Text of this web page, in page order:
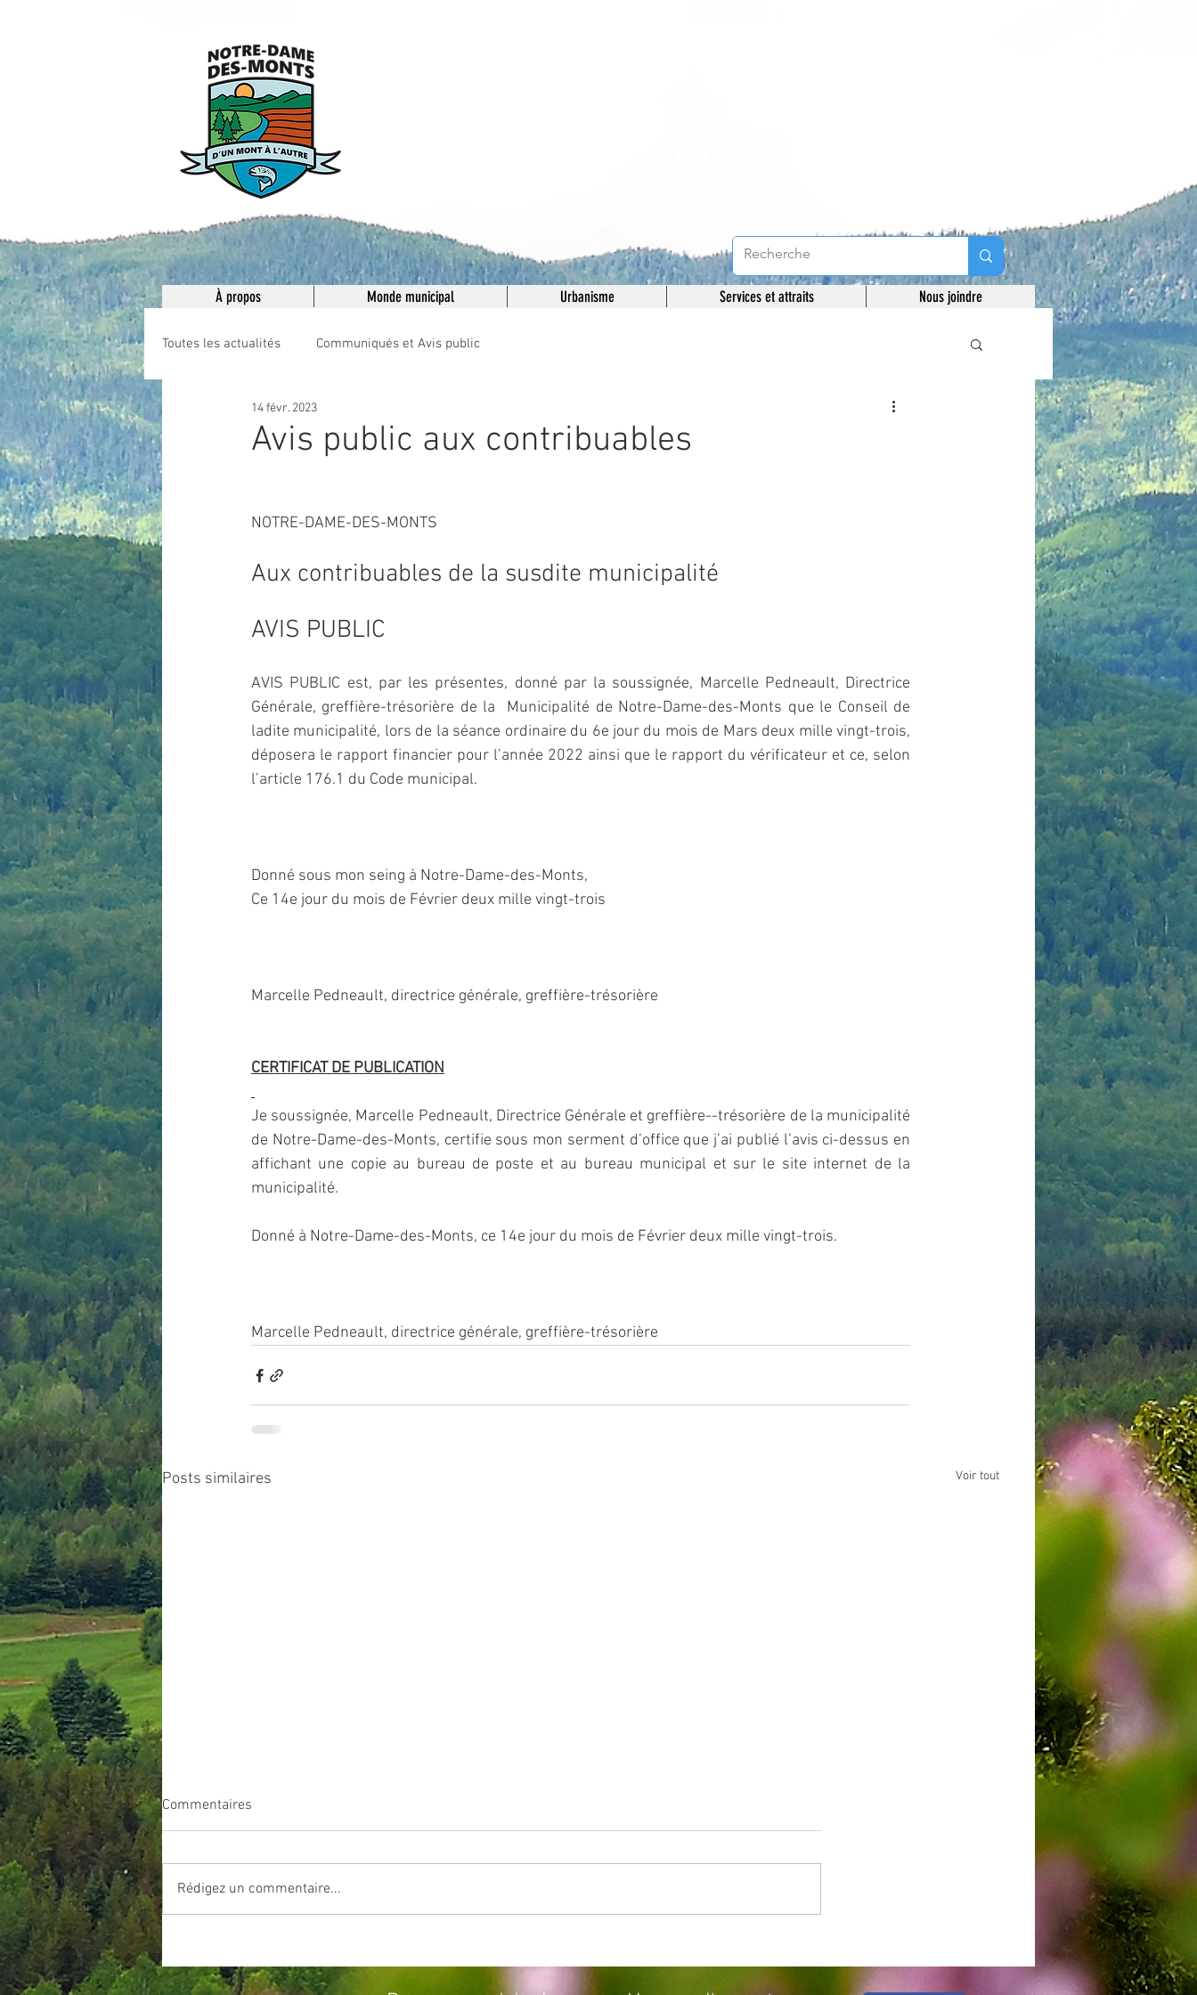
À propos Monde municipal Urbanisme Services et attraits Nous joindre
Toutes les actualités Communiqués et Avis public
Avis public aux contribuables
14 févr. 2023
NOTRE-DAME-DES-MONTS
Aux contribuables de la susdite municipalité
AVIS PUBLIC
AVIS PUBLIC est, par les présentes, donné par la soussignée, Marcelle Pedneault, Directrice
Générale, greffière-trésorière de la  Municipalité de Notre-Dame-des-Monts que le Conseil de
ladite municipalité, lors de la séance ordinaire du 6e jour du mois de Mars deux mille vingt-trois,
déposera le rapport financier pour l’année 2022 ainsi que le rapport du vérificateur et ce, selon
l’article 176.1 du Code municipal.
Donné sous mon seing à Notre-Dame-des-Monts,
Ce 14e jour du mois de Février deux mille vingt-trois
Marcelle Pedneault, directrice générale, greffière-trésorière
CERTIFICAT DE PUBLICATION
Je soussignée, Marcelle Pedneault, Directrice Générale et greffière--trésorière de la municipalité
de Notre-Dame-des-Monts, certifie sous mon serment d’office que j’ai publié l’avis ci-dessus en
affichant une copie au bureau de poste et au bureau municipal et sur le site internet de la
municipalité.
Donné à Notre-Dame-des-Monts, ce 14e jour du mois de Février deux mille vingt-trois.
Marcelle Pedneault, directrice générale, greffière-trésorière
Posts similaires Voir tout
Avis de promulgation du
Commentaires
Rédigez un commentaire...